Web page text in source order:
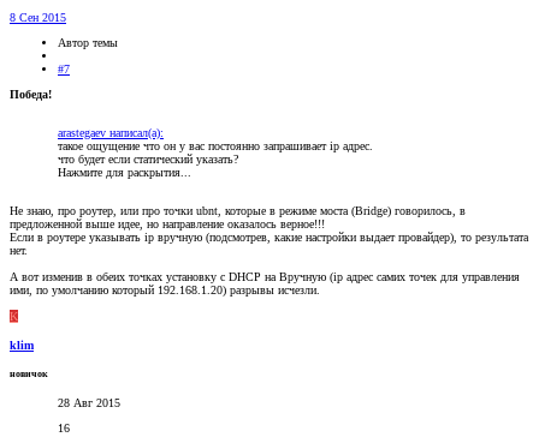
8 Сен 2015
Автор темы
#7
Победа!
arastegaev написал(а):
такое ощущение что он у вас постоянно запрашивает ip адрес.
что будет если статический указать?
Нажмите для раскрытия...
Не знаю, про роутер, или про точки ubnt, которые в режиме моста (Bridge) говорилось, в
предложенной выше идее, но направление оказалось верное!!!
Если в роутере указывать ip вручную (подсмотрев, какие настройки выдает провайдер), то результата
нет.
А вот изменив в обеих точках установку с DHCP на Вручную (ip адрес самих точек для управления
ими, по умолчанию который 192.168.1.20) разрывы исчезли.
K
klim
новичок
28 Авг 2015
16